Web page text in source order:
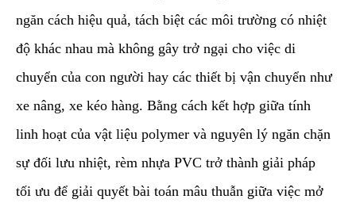
ngăn cách hiệu quả, tách biệt các môi trường có nhiệt
độ khác nhau mà không gây trở ngại cho việc di
chuyển của con người hay các thiết bị vận chuyển như
xe nâng, xe kéo hàng. Bằng cách kết hợp giữa tính
linh hoạt của vật liệu polymer và nguyên lý ngăn chặn
sự đối lưu nhiệt, rèm nhựa PVC trở thành giải pháp
tối ưu để giải quyết bài toán mâu thuẫn giữa việc mở